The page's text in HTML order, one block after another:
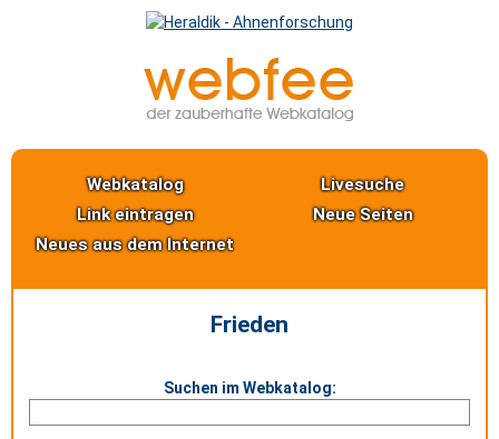
Webkatalog
Livesuche
Link eintragen
Neue Seiten
Neues aus dem Internet
Frieden
Suchen im Webkatalog: